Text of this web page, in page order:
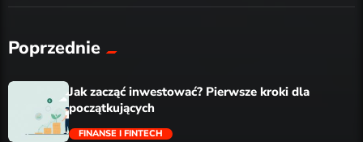
Poprzednie
Jak zacząć inwestować? Pierwsze kroki dla
początkujących
FINANSE I FINTECH